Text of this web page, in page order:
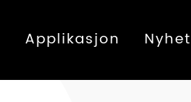
Applikasjon